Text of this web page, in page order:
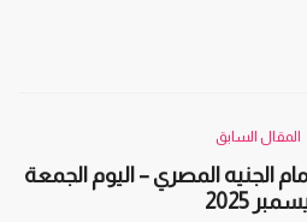
المقال السابق
الجنيه المصري – اليوم الجمعة